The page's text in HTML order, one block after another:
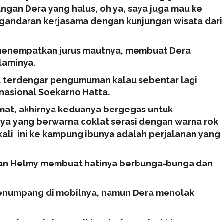
Dera yang halus, oh ya, saya juga mau ke
kerjasama dengan kunjungan wisata dari
jurus mautnya, membuat Dera
pengumuman kalau sebentar lagi
Soekarno Hatta.
akhirnya keduanya bergegas untuk
yang berwarna coklat serasi dengan warna rok
ini ke kampung ibunya adalah perjalanan yang
Helmy membuat hatinya berbunga-bunga dan
di mobilnya, namun Dera menolak